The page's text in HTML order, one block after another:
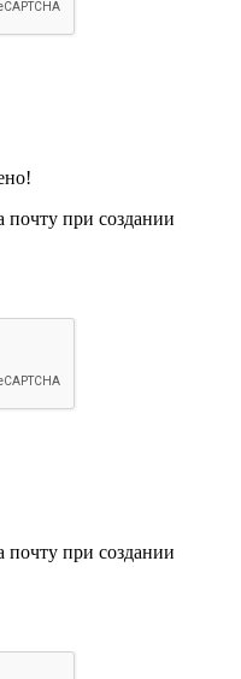
при создании
при создании